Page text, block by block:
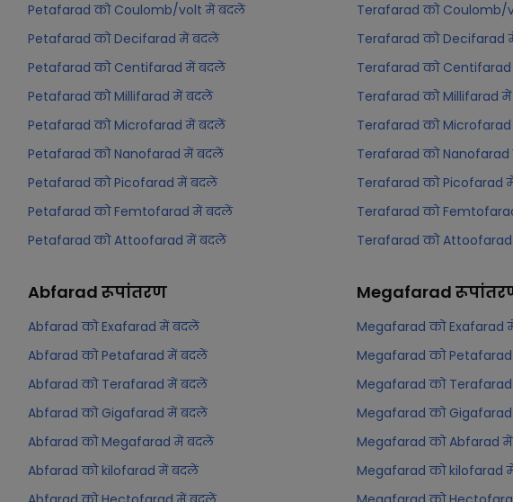
Petafarad को Coulomb/volt में बदलें
Petafarad को Decifarad में बदलें
Petafarad को Centifarad में बदलें
Petafarad को Millifarad में बदलें
Petafarad को Microfarad में बदलें
Petafarad को Nanofarad में बदलें
Petafarad को Picofarad में बदलें
Petafarad को Femtofarad में बदलें
Petafarad को Attoofarad में बदलें
Terafarad को
Terafarad को Decifarad
Terafarad को
Terafarad को Millifarad
Terafarad को
Terafarad को
Terafarad को Picofarad
Terafarad को
Terafarad को
Abfarad रूपांतरण
Abfarad को Exafarad में बदलें
Abfarad को Petafarad में बदलें
Abfarad को Terafarad में बदलें
Abfarad को Gigafarad में बदलें
Abfarad को Megafarad में बदलें
Abfarad को kilofarad में बदलें
Megafarad
Megafarad को Exafarad
Megafarad को
Megafarad को
Megafarad को
Megafarad को Abfarad
Megafarad को kilofarad